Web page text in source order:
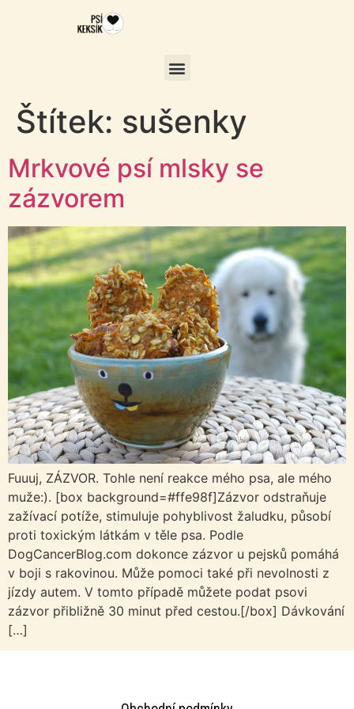
Štítek: sušenky
Mrkvové psí mlsky se
zázvorem
Fuuuj, ZÁZVOR. Tohle není reakce mého psa, ale mého
muže:). [box background=#ffe98f]Zázvor odstraňuje
zažívací potíže, stimuluje pohyblivost žaludku, působí
proti toxickým látkám v těle psa. Podle
DogCancerBlog.com dokonce zázvor u pejsků pomáhá
v boji s rakovinou. Může pomoci také při nevolnosti z
jízdy autem. V tomto případě můžete podat psovi
zázvor přibližně 30 minut před cestou.[/box] Dávkování
[…]